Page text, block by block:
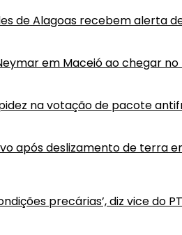
de Alagoas recebem alerta
em Maceió ao chegar
na votação de pacote
após deslizamento de terra
precárias’, diz vice do